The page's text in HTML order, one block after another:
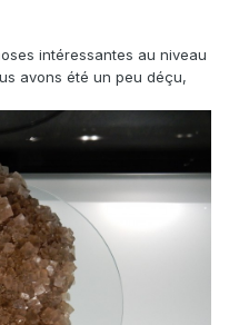
intéressantes au niveau
avons été un peu déçu,